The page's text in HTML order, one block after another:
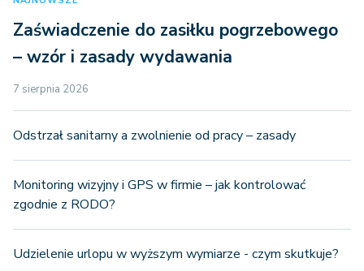
Zaświadczenie do zasiłku pogrzebowego
– wzór i zasady wydawania
7 sierpnia 2026
Odstrzał sanitarny a zwolnienie od pracy – zasady
Monitoring wizyjny i GPS w firmie – jak kontrolować
zgodnie z RODO?
Udzielenie urlopu w wyższym wymiarze - czym skutkuje?